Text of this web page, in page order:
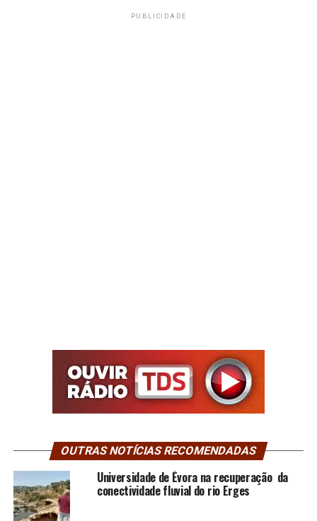
PUBLICIDADE
OUTRAS NOTÍCIAS RECOMENDADAS
Universidade de Évora na recuperação da
conectividade fluvial do rio Erges